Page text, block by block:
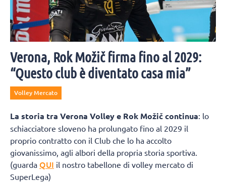
Verona, Rok Možič firma fino al 2029:
“Questo club è diventato casa mia”
Volley Mercato
La storia tra Verona Volley e Rok Možič continua: lo
schiacciatore sloveno ha prolungato fino al 2029 il
proprio contratto con il Club che lo ha accolto
giovanissimo, agli albori della propria storia sportiva.
(guarda QUI il nostro tabellone di volley mercato di
SuperLega)